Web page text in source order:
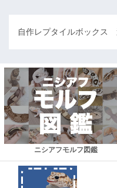
自作レプタイルボックス
ニシアフモルフ図鑑